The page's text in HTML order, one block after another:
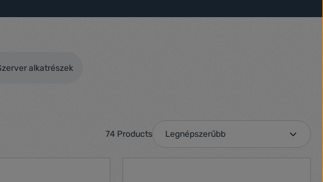
alkatrészek
74 Products